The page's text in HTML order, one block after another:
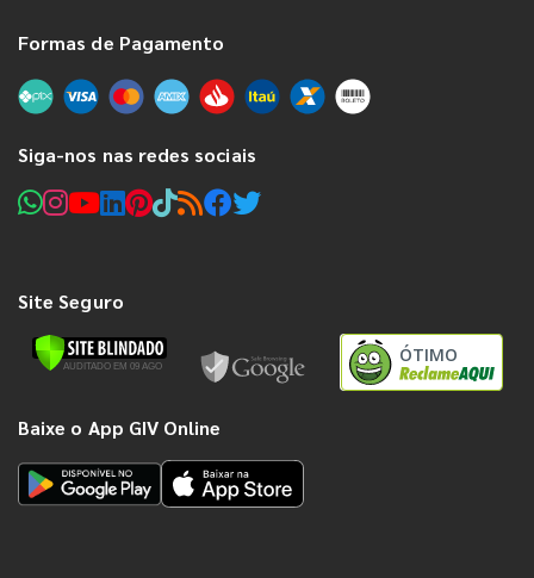
Formas de Pagamento
Siga-nos nas redes sociais
Site Seguro
ÓTIMO
Baixe o App GIV Online